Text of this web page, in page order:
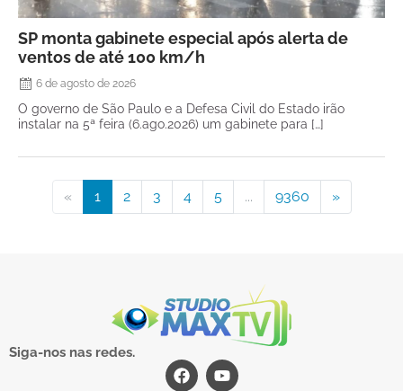
SP monta gabinete especial após alerta de
ventos de até 100 km/h
6 de agosto de 2026
O governo de São Paulo e a Defesa Civil do Estado irão
instalar na 5ª feira (6.ago.2026) um gabinete para […]
« 1 2 3 4 5 ... 9360 »
Siga-nos nas redes.